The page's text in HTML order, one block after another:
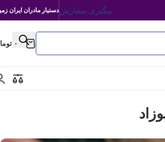
پیگیری سفارشدستیار مادران ایران
۰